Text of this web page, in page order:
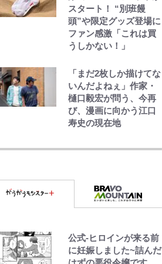
スタート！ “別班饅
頭”や限定グッズ登場に
ファン感激「これは買
うしかない！」
「まだ2枚しか描けてな
いんだよねぇ」作家・
樋口毅宏が問う、今再
び、漫画に向かう江口
寿史の現在地
ん｣中田英寿やトッティ
判！｢カッコいい｣｢好き
なデザイン｣｢今年は
2nd買おうかな｣
｢守り方かっこよすぎ｣
上田綺世が妻の“ワンオ
ペ騒動”に家族写真でア
公式-ヒロインが来る前
に妊娠しました~詰んだ